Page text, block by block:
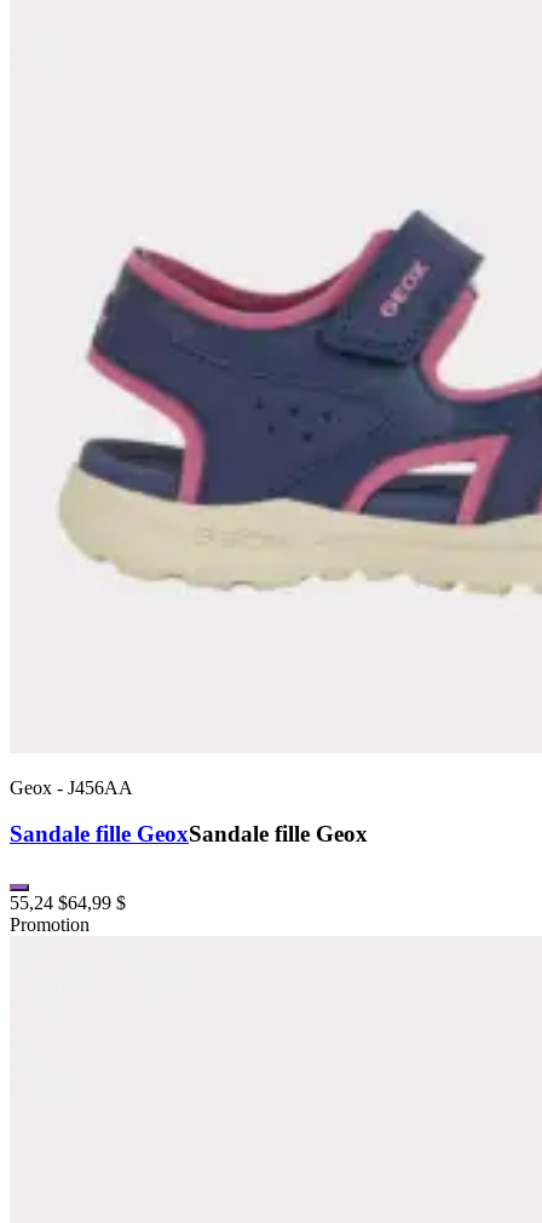
Geox - J456AA
Sandale fille GeoxSandale fille Geox
55,24 $64,99 $
Promotion